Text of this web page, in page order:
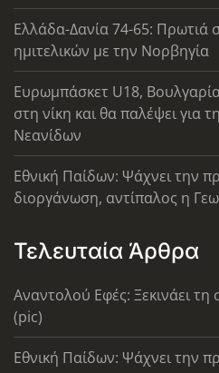
Ελλάδα-Δανία 74-65: Πρωτιά
ημιτελικών με την Νορβηγία
Ευρωμπάσκετ U18,
στη νίκη και θα παλέψει για
Νεανίδων
Εθνική Παίδων: Ψάχνει την
διοργάνωση, αντίπαλος η
Τελευταία Άρθρα
Αναντολού Εφές: Ξεκινάει
(pic)
Εθνική Παίδων: Ψάχνει την